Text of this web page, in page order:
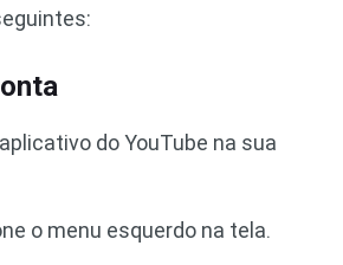
do YouTube na sua
o menu esquerdo na tela.